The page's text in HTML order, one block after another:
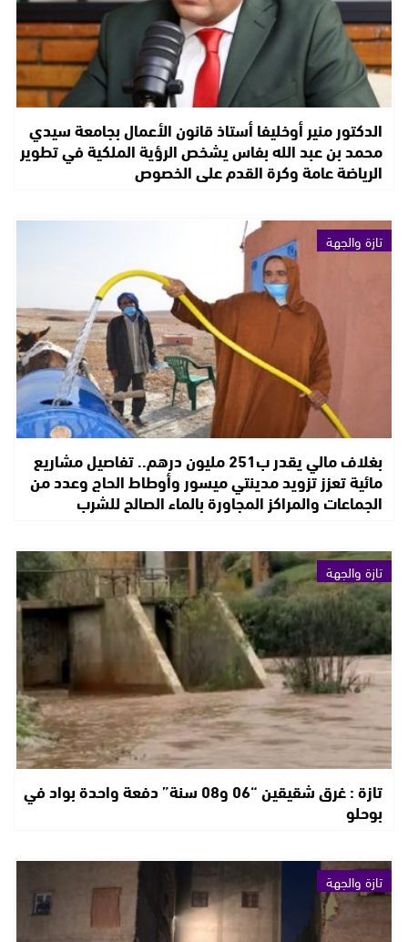
الدكتور منير أوخليفا أستاذ قانون الأعمال بجامعة سيدي
محمد بن عبد الله بفاس يشخص الرؤية الملكية في تطوير
الرياضة عامة وكرة القدم على الخصوص
تازة والجهة
بغلاف مالي يقدر ب251 مليون درهم.. تفاصيل مشاريع
مائية تعزز تزويد مدينتي ميسور وأوطاط الحاج وعدد من
الجماعات والمراكز المجاورة بالماء الصالح للشرب
تازة والجهة
تازة : غرق شقيقين “06 و08 سنة” دفعة واحدة بواد في
بوحلو
تازة والجهة